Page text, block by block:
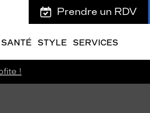
Prendre un RDV
SANTÉ STYLE SERVICES
!